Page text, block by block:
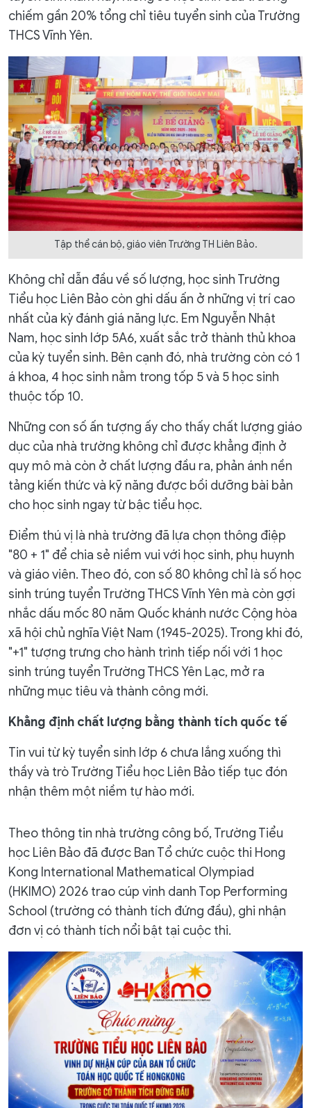
chiếm gần 20% tổng chỉ tiêu tuyển sinh của Trường
THCS Vĩnh Yên.
Tập thể cán bộ, giáo viên Trường TH Liên Bảo.
Không chỉ dẫn đầu về số lượng, học sinh Trường
Tiểu học Liên Bảo còn ghi dấu ấn ở những vị trí cao
nhất của kỳ đánh giá năng lực. Em Nguyễn Nhật
Nam, học sinh lớp 5A6, xuất sắc trở thành thủ khoa
của kỳ tuyển sinh. Bên cạnh đó, nhà trường còn có 1
á khoa, 4 học sinh nằm trong tốp 5 và 5 học sinh
thuộc tốp 10.
Những con số ấn tượng ấy cho thấy chất lượng giáo
dục của nhà trường không chỉ được khẳng định ở
quy mô mà còn ở chất lượng đầu ra, phản ánh nền
tảng kiến thức và kỹ năng được bồi dưỡng bài bản
cho học sinh ngay từ bậc tiểu học.
Điểm thú vị là nhà trường đã lựa chọn thông điệp
"80 + 1" để chia sẻ niềm vui với học sinh, phụ huynh
và giáo viên. Theo đó, con số 80 không chỉ là số học
sinh trúng tuyển Trường THCS Vĩnh Yên mà còn gợi
nhắc dấu mốc 80 năm Quốc khánh nước Cộng hòa
xã hội chủ nghĩa Việt Nam (1945-2025). Trong khi đó,
"+1" tượng trưng cho hành trình tiếp nối với 1 học
sinh trúng tuyển Trường THCS Yên Lạc, mở ra
những mục tiêu và thành công mới.
Khẳng định chất lượng bằng thành tích quốc tế
Tin vui từ kỳ tuyển sinh lớp 6 chưa lắng xuống thì
thầy và trò Trường Tiểu học Liên Bảo tiếp tục đón
nhận thêm một niềm tự hào mới.
Theo thông tin nhà trường công bố, Trường Tiểu
học Liên Bảo đã được Ban Tổ chức cuộc thi Hong
Kong International Mathematical Olympiad
(HKIMO) 2026 trao cúp vinh danh Top Performing
School (trường có thành tích đứng đầu), ghi nhận
đơn vị có thành tích nổi bật tại cuộc thi.